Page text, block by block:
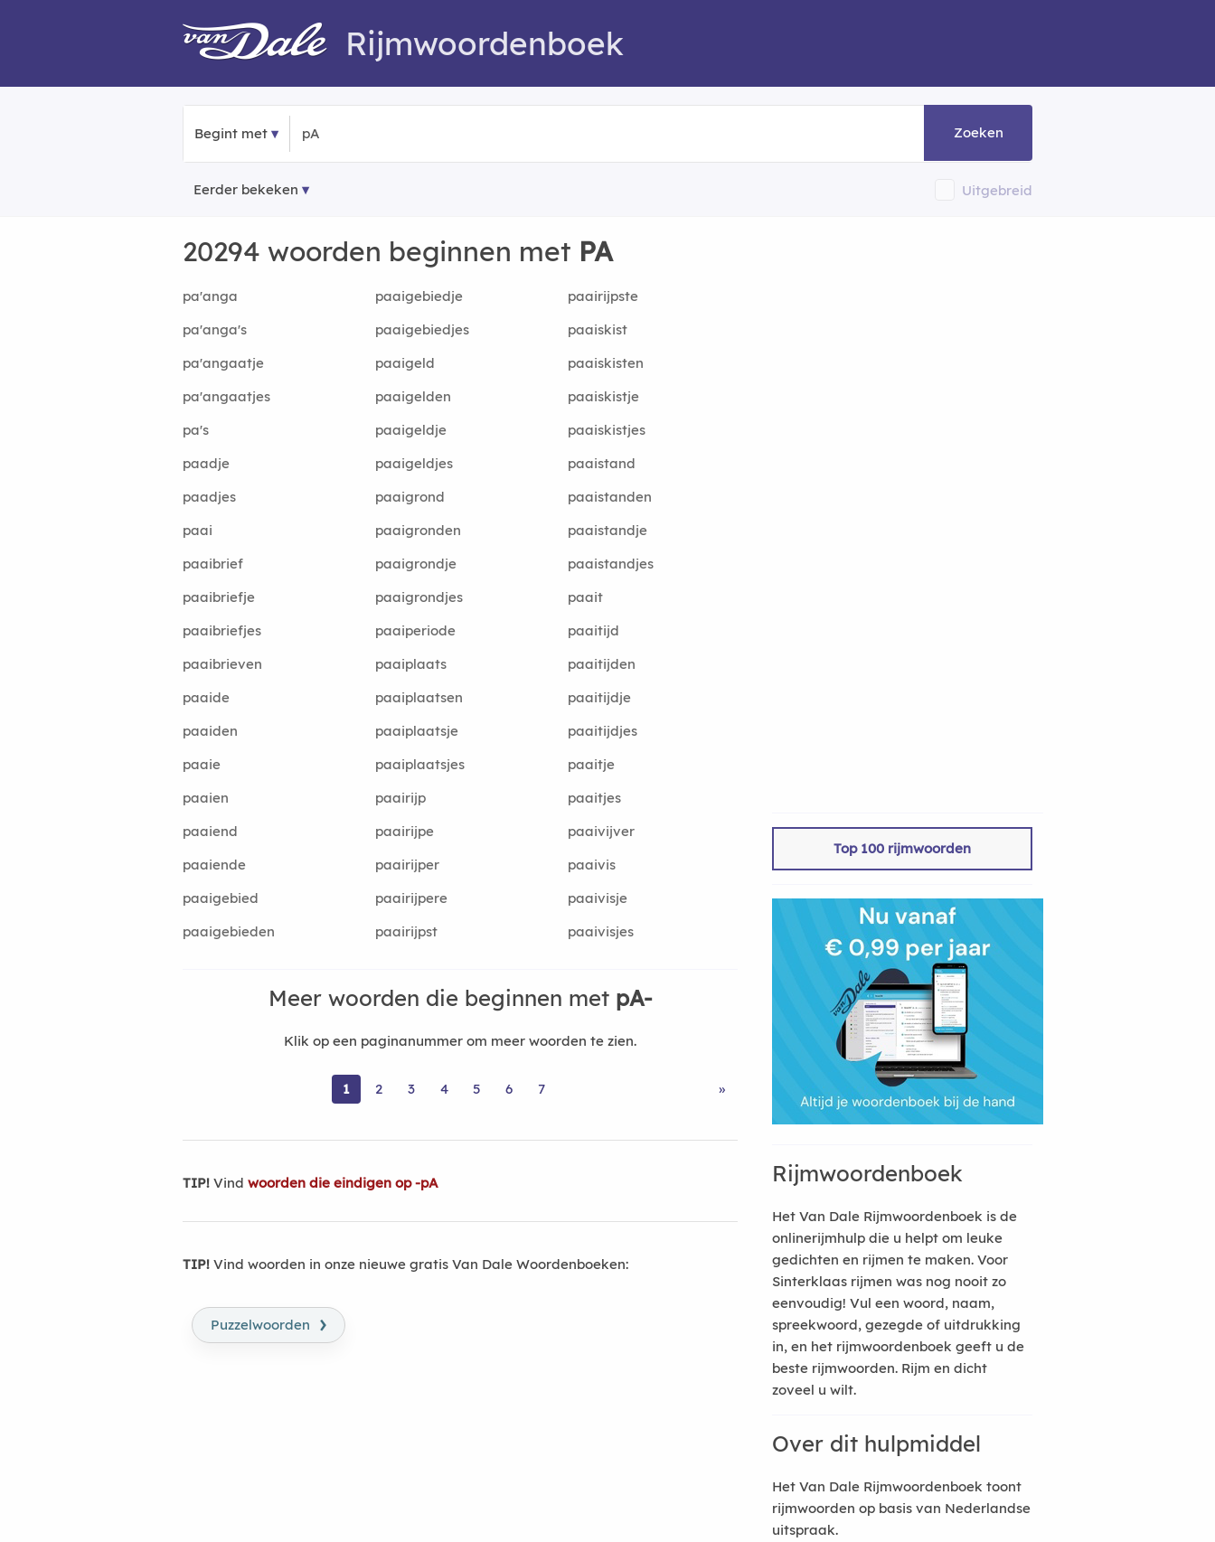
Rijmwoordenboek
Begint met Zoeken
Eerder bekeken Uitgebreid
20294 woorden beginnen met PA
pa'anga paaigebiedje
paairijpste
pa'anga's
paaigebiedjes
paaiskist
pa'angaatje
paaigeld
paaiskisten
pa'angaatjes
paaigelden
paaiskistje
pa's
paaigeldje
paaiskistjes
paadje
paaigeldjes
paaistand
paadjes
paaigrond
paaistanden
paai
paaigronden
paaistandje
paaibrief
paaigrondje
paaistandjes
paaibriefje
paaigrondjes
paait
paaibriefjes
paaiperiode
paaitijd
paaibrieven
paaiplaats
paaitijden
paaide
paaiplaatsen
paaitijdje
paaiden
paaiplaatsje
paaitijdjes
paaie
paaiplaatsjes
paaitje
paaien
paairijp
paaitjes
paaiend
paairijpe
paaivijver
paaiende
paairijper
paaivis
paaigebied
paairijpere
paaivisje
paaigebieden
paairijpst paaivisjes
Meer woorden die beginnen met pA-
Klik op een paginanummer om meer woorden te zien.
1 2 3 4 5 6 7 »
TIP! Vind woorden die eindigen op -pA
TIP! Vind woorden in onze nieuwe gratis Van Dale Woordenboeken:
Puzzelwoorden ›
Top 100 rijmwoorden
Rijmwoordenboek
Het Van Dale Rijmwoordenboek is de
onlinerijmhulp die u helpt om leuke
gedichten en rijmen te maken. Voor
Sinterklaas rijmen was nog nooit zo
eenvoudig! Vul een woord, naam,
spreekwoord, gezegde of uitdrukking
in, en het rijmwoordenboek geeft u de
beste rijmwoorden. Rijm en dicht
zoveel u wilt.
Over dit hulpmiddel
Het Van Dale Rijmwoordenboek toont
rijmwoorden op basis van Nederlandse
uitspraak.